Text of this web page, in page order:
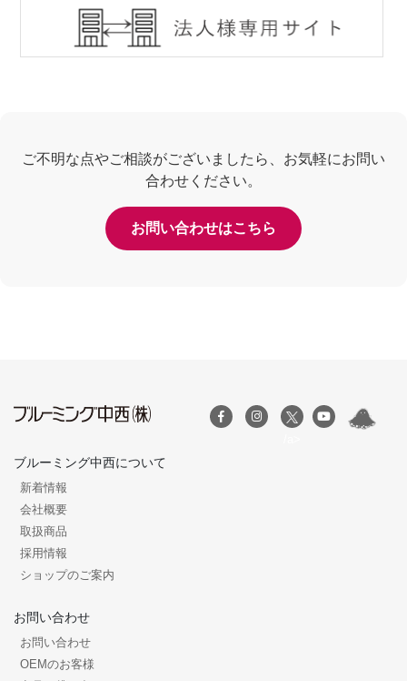
ご不明な点やご相談がございましたら、お気軽にお問い
合わせください。
お問い合わせはこちら
ブルーミング中西について
新着情報
会社概要
取扱商品
採用情報
ショップのご案内
お問い合わせ
お問い合わせ
OEMのお客様